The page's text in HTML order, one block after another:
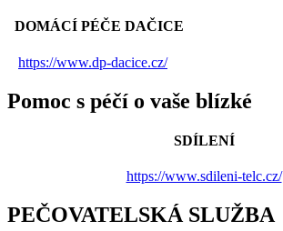
DOMÁCÍ PÉČE DAČICE
https://www.dp-dacice.cz/
Pomoc s péčí o vaše blízké
SDÍLENÍ
https://www.sdileni-telc.cz/
PEČOVATELSKÁ SLUŽBA